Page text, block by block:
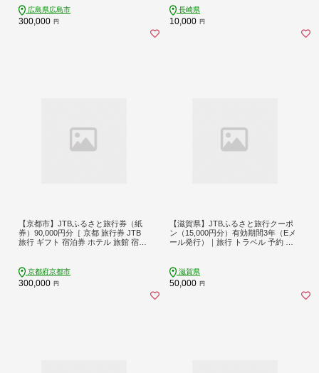
広島県広島市
300,000 円
長崎県
10,000 円
【京都市】JTBふるさと旅行券（紙
券）90,000円分［ 京都 旅行券 JTB
旅行 ギフト 宿泊券 ホテル 旅館 宿泊
京都府京都市
300,000 円
【滋賀県】JTBふるさと旅行クーポ
ン（15,000円分）有効期間3年（Eメ
ール発行）｜旅行 トラベル 予約 国
子供 子連れ カップル 家族 人気 おす
すめ 旅行クーポン 店頭 オンライン
ネット予約 電話 有効期間3年
滋賀県
50,000 円